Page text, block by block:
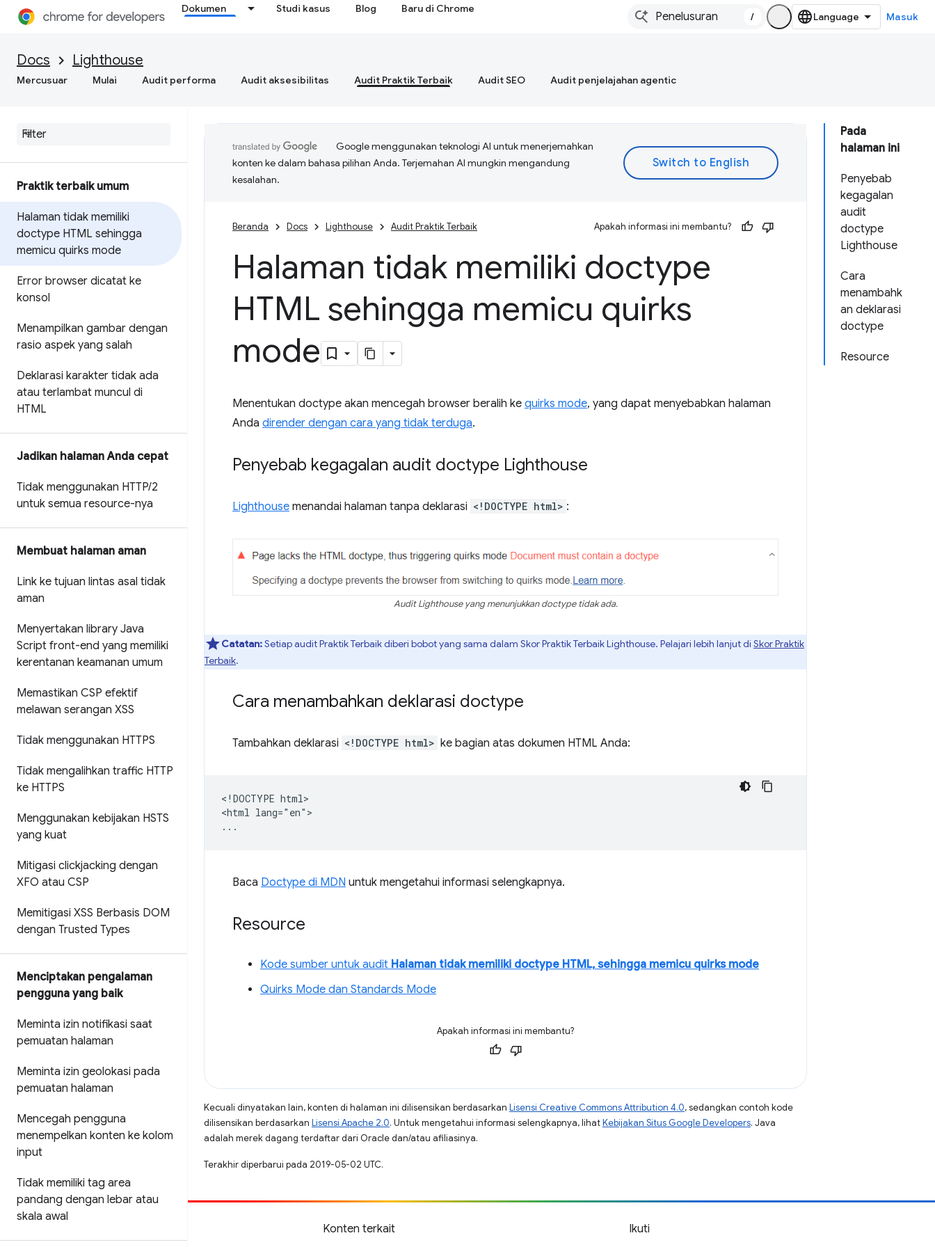
Dokumen Studi kasus Blog Baru di Chrome
/ Masuk
Docs Lighthouse
Mercusuar Mulai Audit performa Audit aksesibilitas Audit Praktik Terbaik Audit SEO Audit penjelajahan agentic
Praktik terbaik umum
Halaman tidak memiliki
doctype HTML sehingga
memicu quirks mode
Error browser dicatat ke
konsol
Menampilkan gambar dengan
rasio aspek yang salah
Deklarasi karakter tidak ada
atau terlambat muncul di
HTML
Jadikan halaman Anda cepat
Tidak menggunakan HTTP/2
untuk semua resource-nya
Membuat halaman aman
Link ke tujuan lintas asal tidak
aman
Menyertakan library Java
Script front-end yang memiliki
kerentanan keamanan umum
Memastikan CSP efektif
melawan serangan XSS
Tidak menggunakan HTTPS
Tidak mengalihkan traffic HTTP
ke HTTPS
Menggunakan kebijakan HSTS
yang kuat
Mitigasi clickjacking dengan
XFO atau CSP
Memitigasi XSS Berbasis DOM
dengan Trusted Types
Menciptakan pengalaman
pengguna yang baik
Meminta izin notifikasi saat
pemuatan halaman
Meminta izin geolokasi pada
pemuatan halaman
Mencegah pengguna
menempelkan konten ke kolom
input
Tidak memiliki tag area
pandang dengan lebar atau
skala awal
Pada
halaman ini
Penyebab
kegagalan
audit
doctype
Lighthouse
Cara
menambahk
an deklarasi
doctype
Resource
Google menggunakan teknologi AI untuk menerjemahkan
konten ke dalam bahasa pilihan Anda. Terjemahan AI mungkin mengandung
kesalahan.
Beranda Docs Lighthouse Audit Praktik Terbaik Apakah informasi ini membantu?
Halaman tidak memiliki doctype
HTML sehingga memicu quirks
mode
Menentukan doctype akan mencegah browser beralih ke quirks mode, yang dapat menyebabkan halaman
Anda dirender dengan cara yang tidak terduga.
Penyebab kegagalan audit doctype Lighthouse
Lighthouse menandai halaman tanpa deklarasi <!DOCTYPE html> :
Audit Lighthouse yang menunjukkan doctype tidak ada.
Catatan:Setiap audit Praktik Terbaik diberi bobot yang sama dalam Skor Praktik Terbaik Lighthouse. Pelajari lebih lanjut di Skor Praktik
Terbaik.
Cara menambahkan deklarasi doctype
Tambahkan deklarasi <!DOCTYPE html> ke bagian atas dokumen HTML Anda:
<!DOCTYPE html>
<html lang="en">
Baca Doctype di MDN untuk mengetahui informasi selengkapnya.
Resource
Kode sumber untuk audit Halaman tidak memiliki doctype HTML, sehingga memicu quirks mode
Quirks Mode dan Standards Mode
Apakah informasi ini membantu?
Kecuali dinyatakan lain, konten di halaman ini dilisensikan berdasarkan Lisensi Creative Commons Attribution 4.0, sedangkan contoh kode
dilisensikan berdasarkan Lisensi Apache 2.0. Untuk mengetahui informasi selengkapnya, lihatKebijakan Situs Google Developers. Java
adalah merek dagang terdaftar dari Oracle dan/atau afiliasinya.
Terakhir diperbarui pada 2019-05-02 UTC.
Konten terkait Ikuti